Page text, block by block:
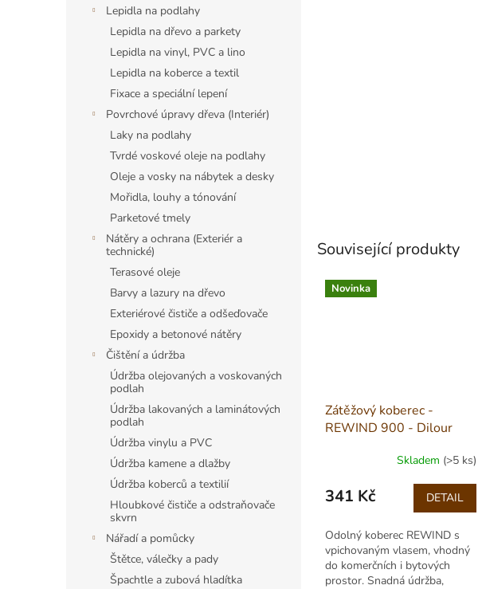
Lepidla na podlahy
Lepidla na dřevo a parkety
Lepidla na vinyl, PVC a lino
Lepidla na koberce a textil
Fixace a speciální lepení
Povrchové úpravy dřeva (Interiér)
Laky na podlahy
Tvrdé voskové oleje na podlahy
Oleje a vosky na nábytek a desky
Mořidla, louhy a tónování
Parketové tmely
Nátěry a ochrana (Exteriér a
technické)
Terasové oleje
Barvy a lazury na dřevo
Exteriérové čističe a odšeďovače
Epoxidy a betonové nátěry
Čištění a údržba
Údržba olejovaných a voskovaných
podlah
Údržba lakovaných a laminátových
podlah
Údržba vinylu a PVC
Údržba kamene a dlažby
Údržba koberců a textilií
Hloubkové čističe a odstraňovače
skvrn
Nářadí a pomůcky
Štětce, válečky a pady
Špachtle a zubová hladítka
Související produkty
Novinka
Zátěžový koberec -
REWIND 900 - Dilour
Skladem (>5 ks)
341 Kč DETAIL
Odolný koberec REWIND s
vpichovaným vlasem, vhodný
do komerčních i bytových
prostor. Snadná údržba,